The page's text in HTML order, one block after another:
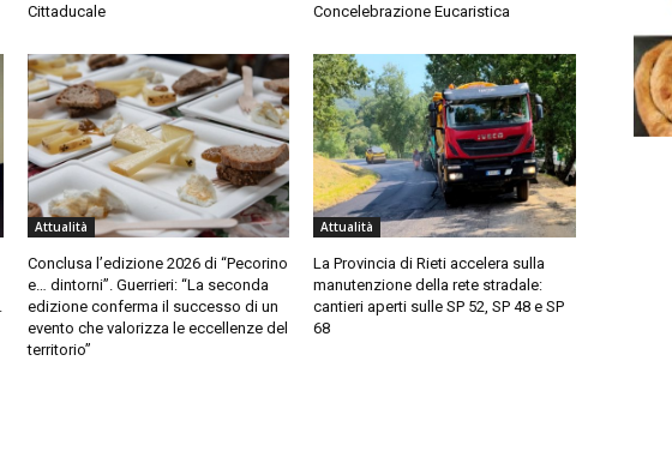
Cittaducale
Concelebrazione Eucaristica
Attualità
Conclusa l’edizione 2026 di “Pecorino
e… dintorni”. Guerrieri: “La seconda
edizione conferma il successo di un
evento che valorizza le eccellenze del
territorio”
Attualità
La Provincia di Rieti accelera sulla
manutenzione della rete stradale:
cantieri aperti sulle SP 52, SP 48 e SP
68